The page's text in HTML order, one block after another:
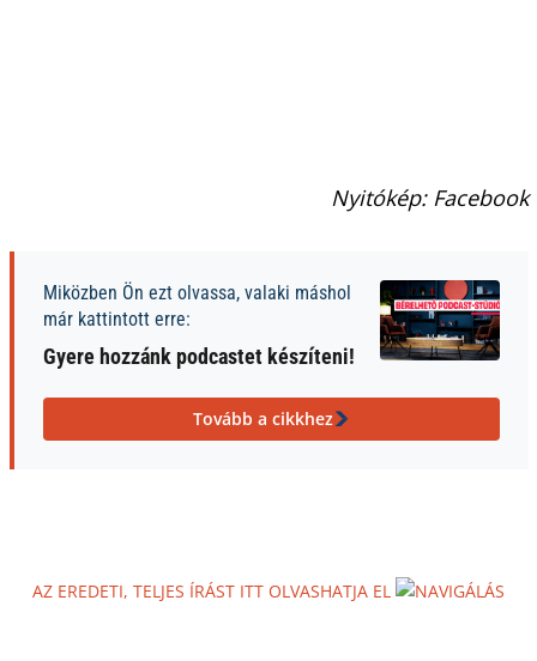
Nyitókép: Facebook
Miközben Ön ezt olvassa, valaki máshol
már kattintott erre:
Gyere hozzánk podcastet készíteni!
Tovább a cikkhez
AZ EREDETI, TELJES ÍRÁST ITT OLVASHATJA EL